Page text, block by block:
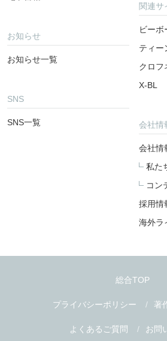
お知らせ
お知らせ一覧
SNS
SNS一覧
関連サ
ビーボ
ティー
クロフ
X-BL
会社情
会社情
私た
コン
採用情
海外ラ
総合TOP
プライバシーポリシー 著
よくあるご質問 お問